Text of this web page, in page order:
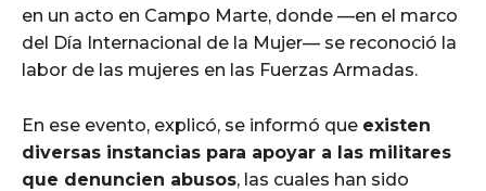
en un acto en Campo Marte, donde —en el marco
del Día Internacional de la Mujer— se reconoció la
labor de las mujeres en las Fuerzas Armadas.
En ese evento, explicó, se informó que existen
diversas instancias para apoyar a las militares
que denuncien abusos, las cuales han sido